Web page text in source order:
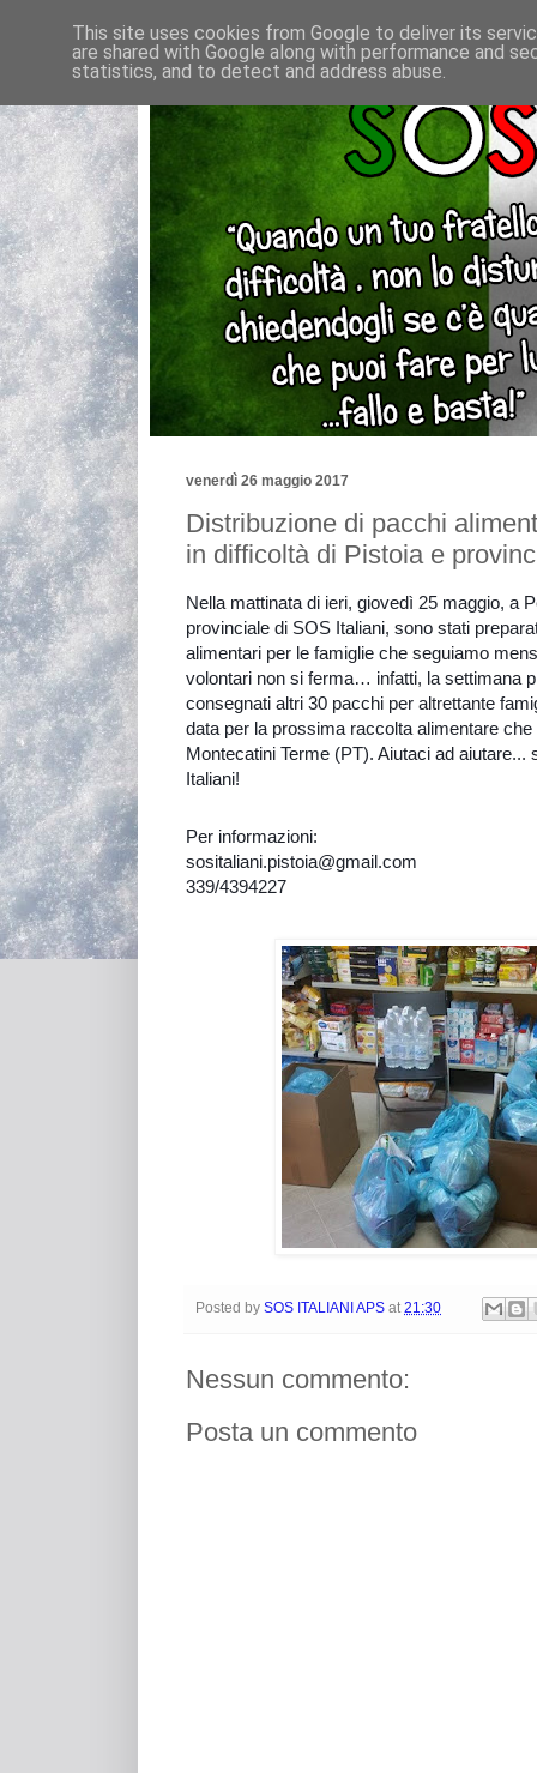
venerdì 26 maggio 2017
Distribuzione di pacchi
in difficoltà di Pistoia e
Nella mattinata di ieri, giovedì 25 maggio, a
provinciale di SOS Italiani, sono stati
alimentari per le famiglie che seguiamo
volontari non si ferma… infatti, la settimana
consegnati altri 30 pacchi per altrettante
data per la prossima raccolta alimentare
Montecatini Terme (PT). Aiutaci ad aiutare...
Italiani!
Per informazioni:
sositaliani.pistoia@gmail.com
339/4394227
Posted by SOS ITALIANI APS at 21:30
Nessun commento:
Posta un commento
This site uses cookies from Google to deliver its
are shared with Google along with performance and
statistics, and to detect and address abuse.